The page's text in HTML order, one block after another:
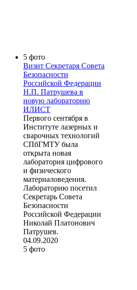
5 фото
Визит Секретаря Совета
Безопасности
Российской Федерации
Н.П. Патрушева в
новую лабораторию
ИЛИСТ
Первого сентября в
Институте лазерных и
сварочных технологий
СПбГМТУ была
открыта новая
лаборатория цифрового
и физического
материаловедения.
Лабораторию посетил
Секретарь Совета
Безопасности
Российской Федерации
Николай Платонович
Патрушев.
04.09.2020
5 фото